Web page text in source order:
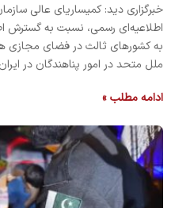
خبرگزاری دید: کمیساریای عالی
اطلاعیه‌ای رسمی، نسبت به گسترش
به کشورهای ثالث در فضای مجازی
ملل متحد در امور پناهندگان در
ادامه مطلب »